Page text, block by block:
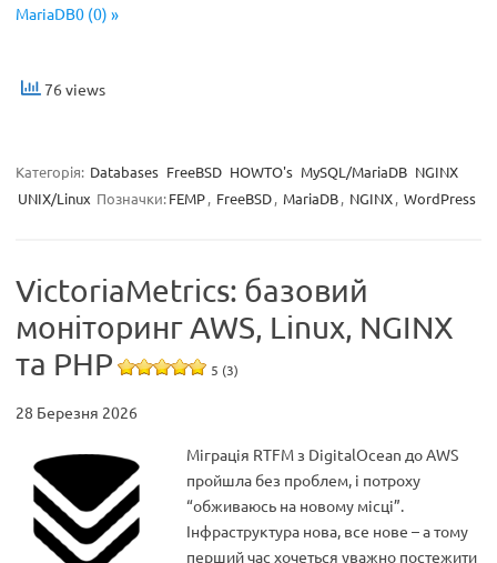
MariaDB0 (0) »
76 views
Категорія: Databases FreeBSD HOWTO's MySQL/MariaDB NGINX
UNIX/Linux Позначки:FEMP, FreeBSD, MariaDB, NGINX, WordPress
VictoriaMetrics: базовий
моніторинг AWS, Linux, NGINX
та PHP
5 (3)
28 Березня 2026
Міграція RTFM з DigitalOcean до AWS
пройшла без проблем, і потроху
“обживаюсь на новому місці”.
Інфраструктура нова, все нове – а тому
перший час хочеться уважно постежити